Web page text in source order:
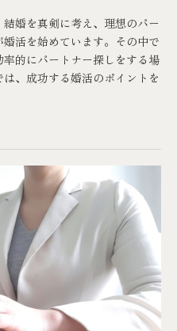
婚を真剣に考え、理想のパー
活を始めています。その中で
的にパートナー探しをする場
、成功する婚活のポイントを